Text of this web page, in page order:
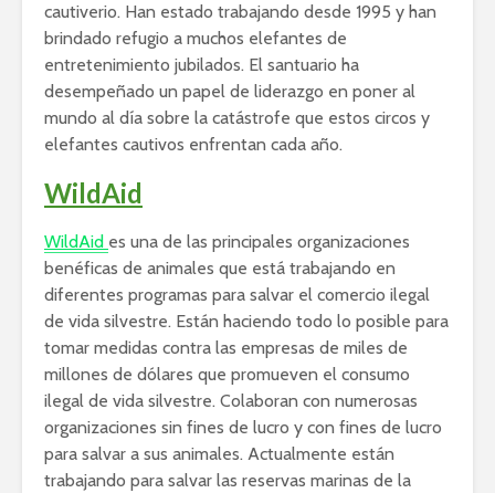
cautiverio. Han estado trabajando desde 1995 y han
brindado refugio a muchos elefantes de
entretenimiento jubilados. El santuario ha
desempeñado un papel de liderazgo en poner al
mundo al día sobre la catástrofe que estos circos y
elefantes cautivos enfrentan cada año.
WildAid
WildAid es una de las principales organizaciones
benéficas de animales que está trabajando en
diferentes programas para salvar el comercio ilegal
de vida silvestre. Están haciendo todo lo posible para
tomar medidas contra las empresas de miles de
millones de dólares que promueven el consumo
ilegal de vida silvestre. Colaboran con numerosas
organizaciones sin fines de lucro y con fines de lucro
para salvar a sus animales. Actualmente están
trabajando para salvar las reservas marinas de la